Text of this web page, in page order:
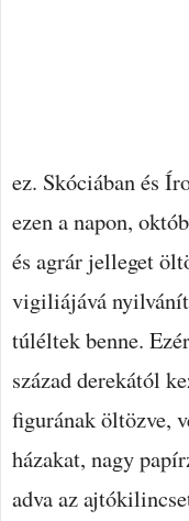
ez. Skóciában és
ezen a napon,
és agrár jelleget
vigiliájává
túléltek benne.
század derekától
figurának öltözve,
házakat, nagy
adva az